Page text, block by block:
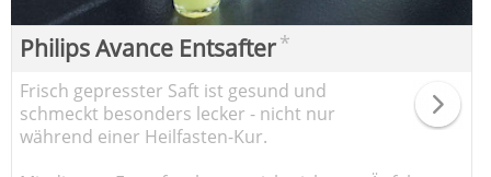
Philips Avance Entsafter*
Frisch gepresster Saft ist gesund und
schmeckt besonders lecker - nicht nur
während einer Heilfasten-Kur.